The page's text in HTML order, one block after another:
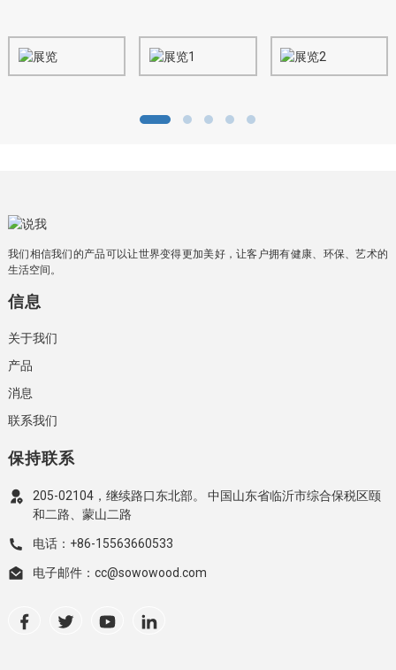
我们相信我们的产品可以让世界变得更加美好，让客户拥有健康、环保、艺术的
生活空间。
信息
关于我们
产品
消息
联系我们
保持联系
205-02104，继续路口东北部。 中国山东省临沂市综合保税区颐
和二路、蒙山二路
电话：+86-15563660533
电子邮件：cc@sowowood.com